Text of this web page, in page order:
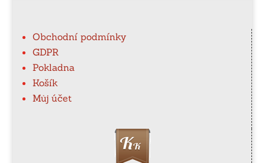
Obchodní podmínky
GDPR
Pokladna
Košík
Můj účet